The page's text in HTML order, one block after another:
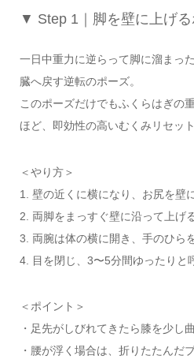
▼ Step 1｜脚を壁に上げ
一日中重力に逆らって脚に溜まっ
臓へ戻す逆転のポーズ。
このポーズだけでもふくらはぎの
ほど、即効性の高いむくみリセッ
＜やり方＞
1. 壁の近くに横になり、お尻を壁
2. 両脚をまっすぐ壁に沿って上げ
3. 両腕は体の横に開き、手のひら
4. 目を閉じ、3〜5分間ゆったりと
＜ポイント＞
・足先がしびれてきたら膝を少し
・腰が浮く場合は、折りたたんだ